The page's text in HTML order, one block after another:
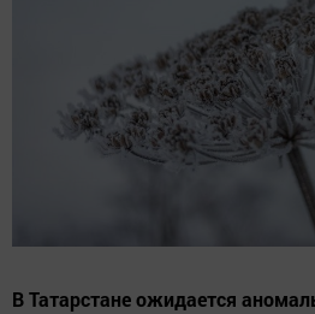
В Татарстане ожидается